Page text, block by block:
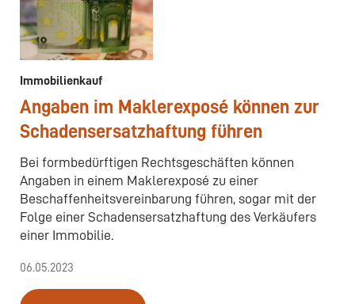
Immobilienkauf
Angaben im Maklerexposé können zur
Schadensersatzhaftung führen
Bei formbedürftigen Rechtsgeschäften können
Angaben in einem Maklerexposé zu einer
Beschaffenheitsvereinbarung führen, sogar mit der
Folge einer Schadensersatzhaftung des Verkäufers
einer Immobilie.
06.05.2023